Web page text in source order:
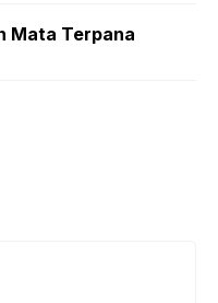
Mata Terpana